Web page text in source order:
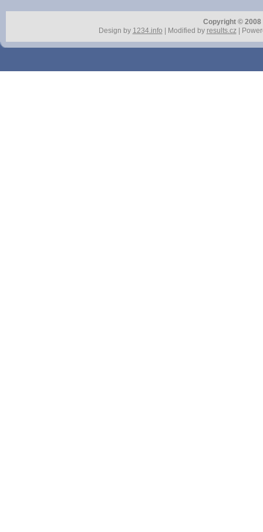
Copyright ©
Design by 1234.info | Modified by results.cz|